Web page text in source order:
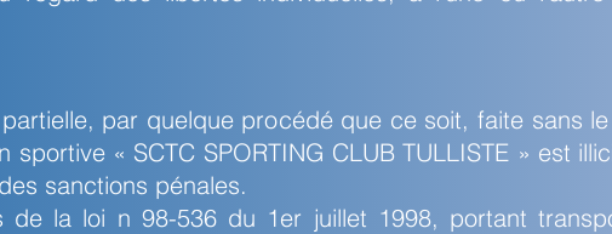
par quelque procédé que ce soit, faite sans
sportive « SCTC SPORTING CLUB TULLISTE » est
sanctions pénales.
de la loi n 98-536 du 1er juillet 1998, portant